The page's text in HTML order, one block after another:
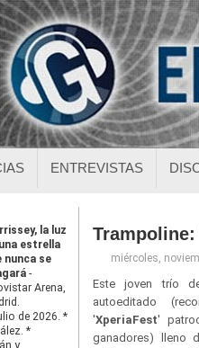
ENTREVISTAS
la luz
estrella
nunca se
-
Arena,
de 2026. *
*
y
miércoles,
Este joven trío
autoeditado
'XperiaFest'
ganadores) lleno